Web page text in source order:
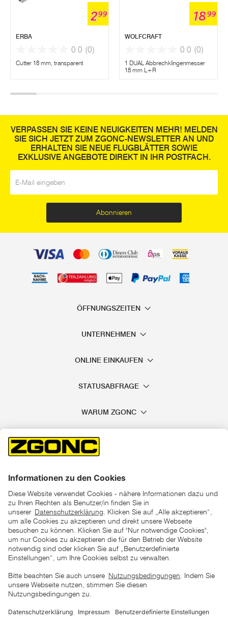
299
ERBA
0.0 (0)
Cutter 18 mm, transparent
1899
WOLFCRAFT
0.0 (0)
1 DUAL Abbrechklingenmesser
18 mm L+R
VERPASSEN SIE KEINE NEUIGKEITEN MEHR! MELDEN
SIE SICH JETZT ZUM ZGONC-NEWSLETTER AN UND
ERHALTEN SIE NEUE FLUGBLÄTTER SOWIE
EXKLUSIVE ANGEBOTE DIREKT IN IHR POSTFACH.
Abonnieren
ÖFFNUNGSZEITEN
UNTERNEHMEN
ONLINE EINKAUFEN
STATUSABFRAGE
WARUM ZGONC
*der "statt"-Preis ist der niedrigste von uns in den letzten 30
Tagen vor Beginn dieser Aktion verlangte Preis
unter den UVP Preisen auf dieser Website sind die
zu verstehen